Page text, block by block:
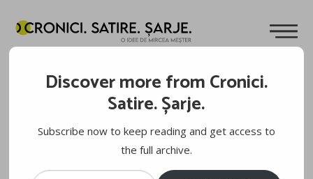
Discover more from Cronici.
Satire. Șarje.
Subscribe now to keep reading and get access to
the full archive.
Type